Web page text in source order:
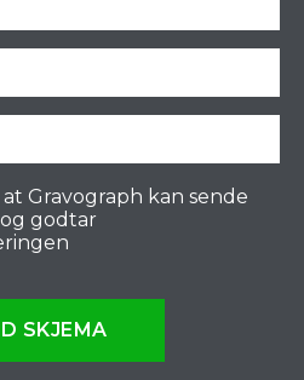
Gravograph kan sende
godtar
SKJEMA